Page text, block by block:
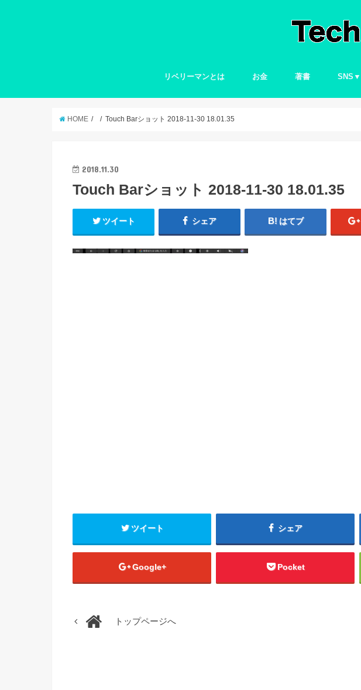
リベリーマンとは お金 著書 SNS▼
Twitter
HOME Touch Barショット 2018-11-30 18.01.35
2018.11.30
Touch Barショット 2018-11-30 18.01.35
ツイート シェア はてブ
ツイート シェア
Google+ Pocket
トップページへ